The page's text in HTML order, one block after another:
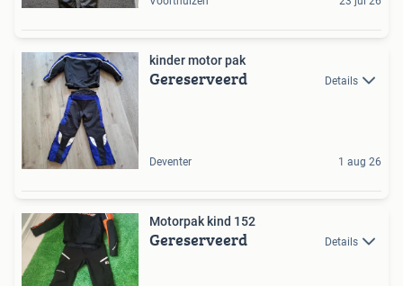
kinder motor pak
Gereserveerd Details
Deventer 1 aug 26
Motorpak kind 152
Gereserveerd Details